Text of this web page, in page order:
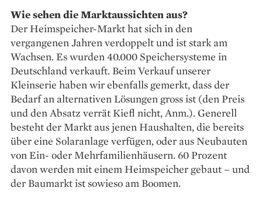
Wie sehen die Marktaussichten aus?
Der Heimspeicher-Markt hat sich in den
vergangenen Jahren verdoppelt und ist stark am
Wachsen. Es wurden 40.000 Speicher­systeme in
Deutschland verkauft. Beim Verkauf unserer
Kleinserie haben wir ebenfalls gemerkt, dass der
Bedarf an alternativen Lösungen gross ist (den Preis
und den Absatz verrät Kiefl nicht, Anm.). Generell
besteht der Markt aus jenen Haushalten, die bereits
über eine Solaranlage verfügen, oder aus Neubauten
von Ein- oder Mehrfamilienhäusern. 60 Prozent
davon werden mit einem Heimspeicher gebaut – und
der Baumarkt ist sowieso am Boomen.